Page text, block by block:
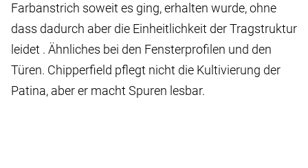
Farbanstrich soweit es ging, erhalten wurde, ohne
dass dadurch aber die Einheitlichkeit der Tragstruktur
leidet . Ähnliches bei den Fensterprofilen und den
Türen. Chipperfield pflegt nicht die Kultivierung der
Patina, aber er macht Spuren lesbar.